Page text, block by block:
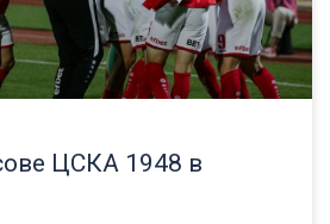
ЦСКА 1948 в